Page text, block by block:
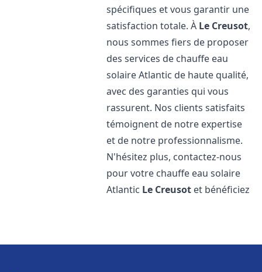
spécifiques et vous garantir une
satisfaction totale. À Le Creusot,
nous sommes fiers de proposer
des services de chauffe eau
solaire Atlantic de haute qualité,
avec des garanties qui vous
rassurent. Nos clients satisfaits
témoignent de notre expertise
et de notre professionnalisme.
N'hésitez plus, contactez-nous
pour votre chauffe eau solaire
Atlantic Le Creusot et bénéficiez